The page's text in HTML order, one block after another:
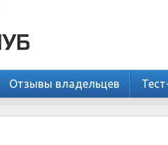
Отзывы владельцев